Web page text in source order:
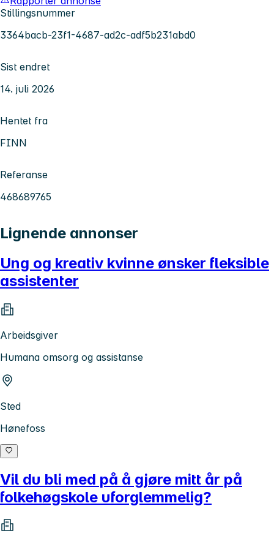
Stillingsnummer
3364bacb-23f1-4687-ad2c-adf5b231abd0
Sist endret
14. juli 2026
Hentet fra
FINN
Referanse
468689765
Lignende annonser
Ung og kreativ kvinne ønsker fleksible
assistenter
Arbeidsgiver
Humana omsorg og assistanse
Sted
Hønefoss
Vil du bli med på å gjøre mitt år på
folkehøgskole uforglemmelig?